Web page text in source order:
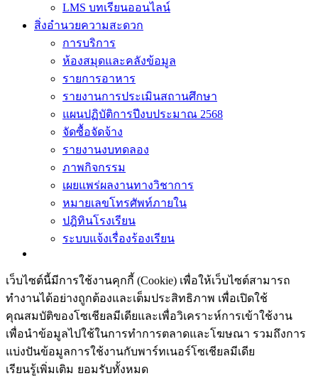
LMS บทเรียนออนไลน์
สิ่งอำนวยความสะดวก
การบริการ
ห้องสมุดและคลังข้อมูล
รายการอาหาร
รายงานการประเมินสถานศึกษา
แผนปฏิบัติการปีงบประมาณ 2568
จัดซื้อจัดจ้าง
รายงานงบทดลอง
ภาพกิจกรรม
เผยแพร่ผลงานทางวิชาการ
หมายเลขโทรศัพท์ภายใน
ปฎิทินโรงเรียน
ระบบแจ้งเรื่องร้องเรียน
เว็บไซต์นี้มีการใช้งานคุกกี้ (Cookie) เพื่อให้เว็บไซต์สามารถ
ทำงานได้อย่างถูกต้องและเต็มประสิทธิภาพ​ เพื่อเปิดใช้
คุณสมบัติของโซเชียล​มีเดียและเพื่อวิเคราะห์การเข้าใช้งาน
เพื่อนำข้อมูลไปใช้ในการทำการตลาดและโฆษณา​ รวมถึงการ
แบ่งปันข้อมูลการใช้งานกับพาร์ทเนอร์​โซเชียล​มีเดีย
เรียนรู้เพิ่มเติม ยอมรับทั้งหมด